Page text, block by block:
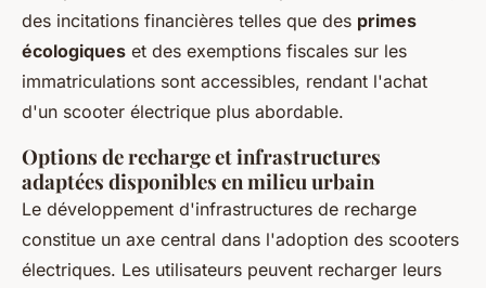
des incitations financières telles que des primes
écologiques et des exemptions fiscales sur les
immatriculations sont accessibles, rendant l'achat
d'un scooter électrique plus abordable.
Options de recharge et infrastructures
adaptées disponibles en milieu urbain
Le développement d'infrastructures de recharge
constitue un axe central dans l'adoption des scooters
électriques. Les utilisateurs peuvent recharger leurs